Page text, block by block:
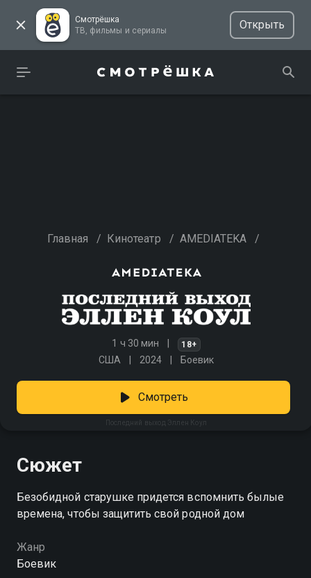
Смотрёшка
ТВ, фильмы и сериалы
Открыть
Главная / Кинотеатр / AMEDIATEKA /
1 ч 30 мин 18+
США 2024 Боевик
Последний выход Эллен Коул
Смотреть
Сюжет
Безобидной старушке придется вспомнить былые
времена, чтобы защитить свой родной дом
Жанр
Боевик